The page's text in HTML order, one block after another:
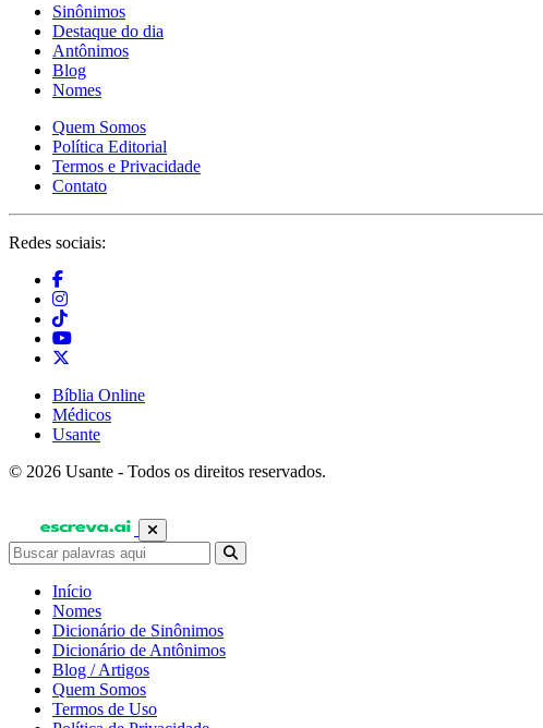
Sinônimos
Destaque do dia
Antônimos
Blog
Nomes
Quem Somos
Política Editorial
Termos e Privacidade
Contato
Redes sociais:
Bíblia Online
Médicos
Usante
© 2026 Usante - Todos os direitos reservados.
Início
Nomes
Dicionário de Sinônimos
Dicionário de Antônimos
Blog / Artigos
Quem Somos
Termos de Uso